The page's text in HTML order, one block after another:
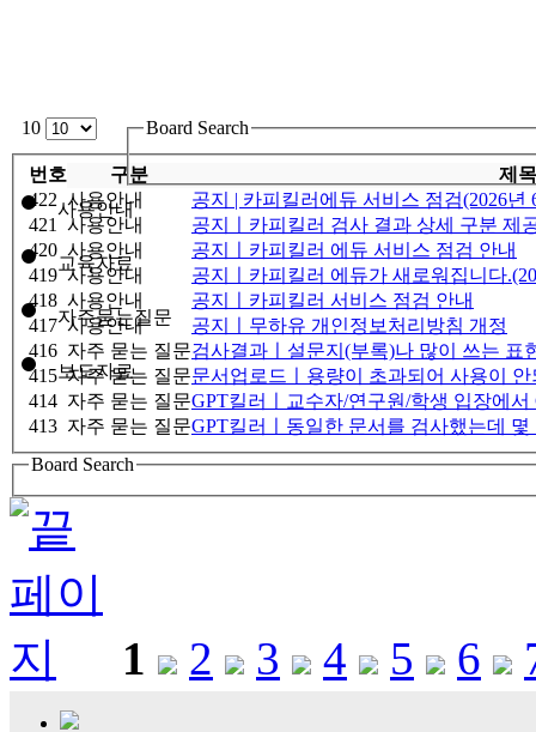
10
사용안내
교육자료
자주묻는질문
보도자료
Board Search
번호 구분
제목
422 사용안내
공지 | 카피킬러에듀 서비스 점검(2026년
421
사용안내
공지ㅣ카피킬러 검사 결과 상세 구분 제
420 사용안내
공지ㅣ카피킬러 에듀 서비스 점검 안내
419 사용안내
공지ㅣ카피킬러 에듀가 새로워집니다
418 사용안내
공지ㅣ카피킬러 서비스 점검 안내
417 사용안내
공지ㅣ무하유 개인정보처리방침 개정
416 자주 묻는 질문검사결과ㅣ설문지(부록)나 많이 쓰는 표
415 자주 묻는 질문문서업로드ㅣ용량이 초과되어 사용이 안
414 자주 묻는 질문GPT킬러ㅣ교수자/연구원/학생 입장에
413 자주 묻는 질문GPT킬러ㅣ동일한 문서를 검사했는데
Board Search
1 2 3 4 5 6